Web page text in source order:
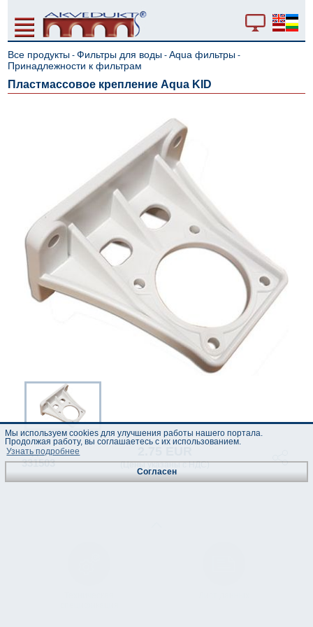
Все продукты -Фильтры для воды -Aqua фильтры -
Принадлежности к фильтрам
Пластмассовое крепление Aqua KID
код :
331503
(Цены указаны с НДС)
Мы используем cookies для улучшения работы нашего портала.
Продолжая работу, вы соглашаетесь с их использованием.
Узнать подробнее
Согласен